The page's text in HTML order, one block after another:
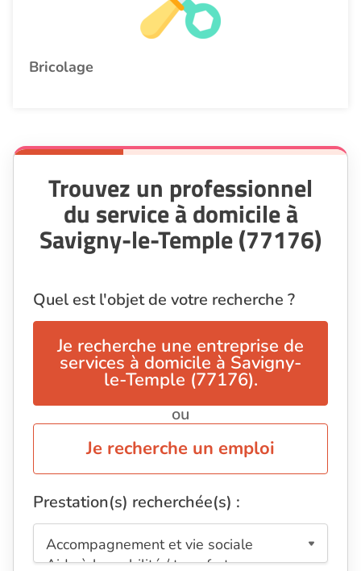
Bricolage
Trouvez un professionnel
du service à domicile à
Savigny-le-Temple (77176)
Quel est l'objet de votre recherche ?
Je recherche une entreprise de
services à domicile à Savigny-
le-Temple (77176).
ou
Je recherche un emploi
Prestation(s) recherchée(s) :